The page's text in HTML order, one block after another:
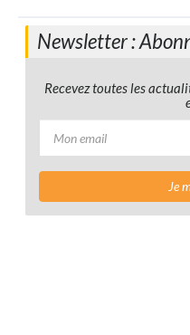
Newsletter :
Recevez toutes les
Je